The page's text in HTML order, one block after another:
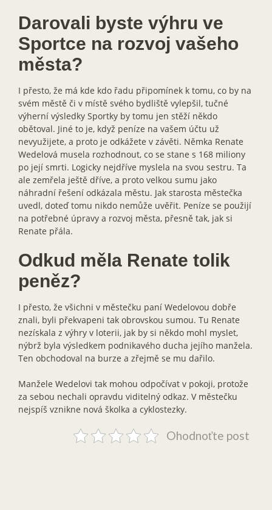
Darovali byste výhru ve
Sportce na rozvoj vašeho
města?
I přesto, že má kde kdo řadu připomínek k tomu, co by na
svém městě či v místě svého bydliště vylepšil, tučné
výherní výsledky Sportky by tomu jen stěží někdo
obětoval. Jiné to je, když peníze na vašem účtu už
nevyužijete, a proto je odkážete v závěti. Němka Renate
Wedelová musela rozhodnout, co se stane s 168 miliony
po její smrti. Logicky nejdříve myslela na svou sestru. Ta
ale zemřela ještě dříve, a proto velkou sumu jako
náhradní řešení odkázala městu. Jak starosta městečka
uvedl, doteď tomu nikdo nemůže uvěřit. Peníze se použijí
na potřebné úpravy a rozvoj města, přesně tak, jak si
Renate přála.
Odkud měla Renate tolik
peněz?
I přesto, že všichni v městečku paní Wedelovou dobře
znali, byli překvapeni tak obrovskou sumou. Tu Renate
nezískala z výhry v loterii, jak by si někdo mohl myslet,
nýbrž byla výsledkem podnikavého ducha jejího manžela.
Ten obchodoval na burze a zřejmě se mu dařilo.
Manžele Wedelovi tak mohou odpočívat v pokoji, protože
za sebou nechali opravdu viditelný odkaz. V městečku
nejspíš vznikne nová školka a cyklostezky.
Ohodnoťte post